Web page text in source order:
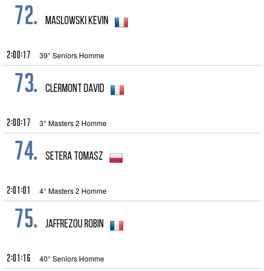
72. MASLOWSKI Kevin
2:00:17 39° Seniors Homme
73. Clermont David
2:00:17 3° Masters 2 Homme
74. Setera Tomasz
2:01:01 4° Masters 2 Homme
75. JAFFREZOU Robin
2:01:16 40° Seniors Homme